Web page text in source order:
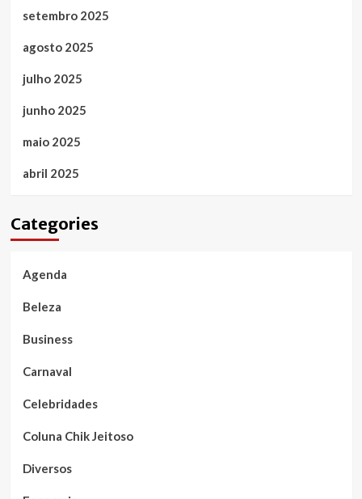
setembro 2025
agosto 2025
julho 2025
junho 2025
maio 2025
abril 2025
Categories
Agenda
Beleza
Business
Carnaval
Celebridades
Coluna Chik Jeitoso
Diversos